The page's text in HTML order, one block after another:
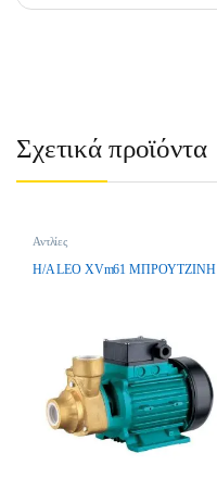
Σχετικά προϊόντα
Αντλίες
H/A LEO XVm61 MΠPOYTZINH